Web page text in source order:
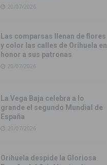
20/07/2026
Las comparsas llenan de flores
y color las calles de Orihuela en
honor a sus patronas
20/07/2026
La Vega Baja celebra a lo
grande el segundo Mundial de
España
20/07/2026
Orihuela despide la Gloriosa